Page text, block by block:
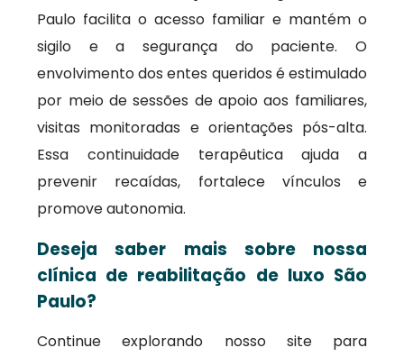
Paulo facilita o acesso familiar e mantém o
sigilo e a segurança do paciente. O
envolvimento dos entes queridos é estimulado
por meio de sessões de apoio aos familiares,
visitas monitoradas e orientações pós-alta.
Essa continuidade terapêutica ajuda a
prevenir recaídas, fortalece vínculos e
promove autonomia.
Deseja saber mais sobre nossa
clínica de reabilitação de luxo São
Paulo?
Continue explorando nosso site para